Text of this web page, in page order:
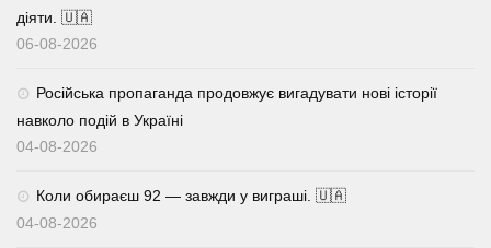
діяти. 🇺🇦
06-08-2026
Російська пропаганда продовжує вигадувати нові історії
навколо подій в Україні
04-08-2026
Коли обираєш 92 — завжди у виграші. 🇺🇦
04-08-2026